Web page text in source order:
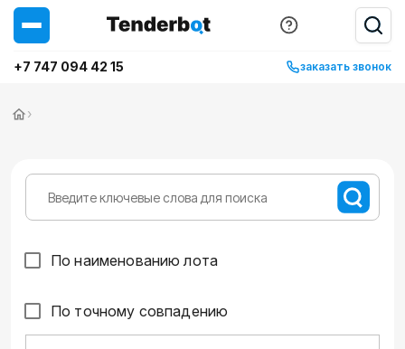
+7 747 094 42 15 заказать звонок
›
По наименованию лота
По точному совпадению